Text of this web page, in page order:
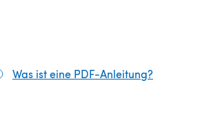
Was ist eine PDF-Anleitung?